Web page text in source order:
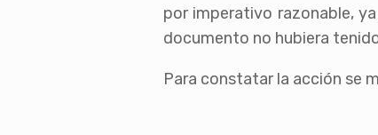
por imperativo razonable,
documento no hubiera
Para constatar la acción se